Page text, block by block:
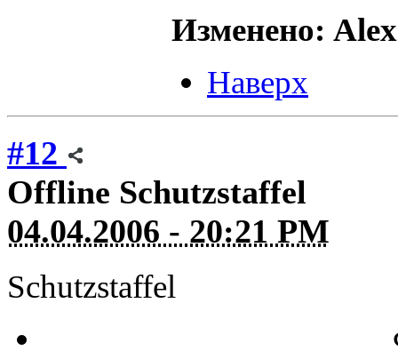
Изменено:
Наверх
#12
Offline Schutzstaffel
04.04.2006 - 20:21 PM
Schutzstaffel